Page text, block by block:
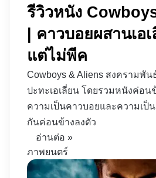
รีวิวหนัง
| คาวบอยผสานเอ
แต่ไม่พีค
Cowboys & Aliens สงครามพัน
ปะทะเอเลี่ยน โดยรวมหนังค่อน
ความเป็นคาวบอยและความเป็
กันค่อนข้างลงตัว
อ่านต่อ »
ภาพยนตร์